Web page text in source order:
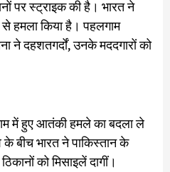
पर स्ट्राइक की है। भारत ने
हमला किया है। पहलगाम
ने दहशतगर्दों, उनके मददगारों को
में हुए आतंकी हमले का बदला ले
के बीच भारत ने पाकिस्तान के
को मिसाइलें दागीं।